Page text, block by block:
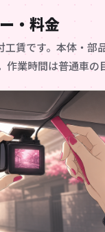
・料金
工賃です。本体・部
業時間は普通車の